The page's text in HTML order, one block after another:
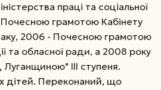
праці та соціальної
грамотою Кабінету
2006 - Почесною грамотою
та обласної ради, а 2008 року
ІІІ ступеня.
дітей. Переконаний, що